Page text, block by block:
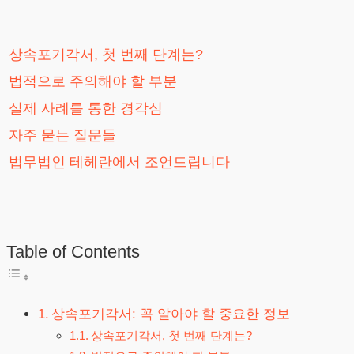
상속포기각서, 첫 번째 단계는?
법적으로 주의해야 할 부분
실제 사례를 통한 경각심
자주 묻는 질문들
법무법인 테헤란에서 조언드립니다
Table of Contents
상속포기각서: 꼭 알아야 할 중요한 정보
상속포기각서, 첫 번째 단계는?